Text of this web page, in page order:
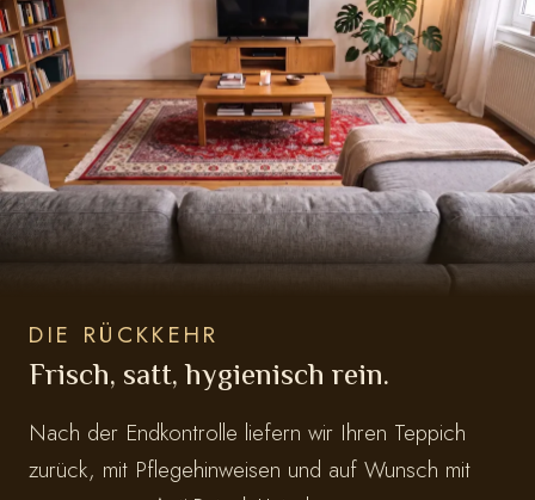
DIE RÜCKKEHR
Frisch, satt, hygienisch rein.
Nach der Endkontrolle liefern wir Ihren Teppich
zurück, mit Pflegehinweisen und auf Wunsch mit